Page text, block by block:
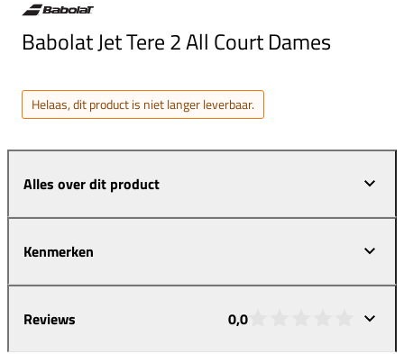
Babolat Jet Tere 2 All Court Dames
Helaas, dit product is niet langer leverbaar.
Alles over dit product
Kenmerken
Reviews 0,0